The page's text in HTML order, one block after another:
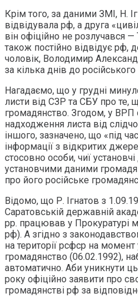
Крім того, за даними ЗМІ, Н.
відвідувала рф, а друга
він офіційно не розлучався
також постійно відвідує рф,
чоловік, Володимир
за кілька днів до
Нагадаємо, що у грудні
листи від СЗР та СБУ про те,
громадянство. Згодом, у ВРП
надходження листа від
іншого, зазначено, що «під
інформації з відкритих
стосовно особи, чиї
установчими даними
про його російське
Відомо, що Р. Ігнатов з
Саратовській державній
рр. працював у Прокуратурі
рф). А згідно з
на території рсфср на
громадянство (06.02.1992),
автоматично. Аби уникнути
року офіційно заявити про
громадянстві рф за